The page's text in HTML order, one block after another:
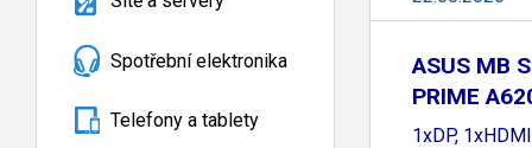
Spotřební elektronika
Telefony a tablety
ASUS MB
PRIME
2xDDR5,
1xDP,